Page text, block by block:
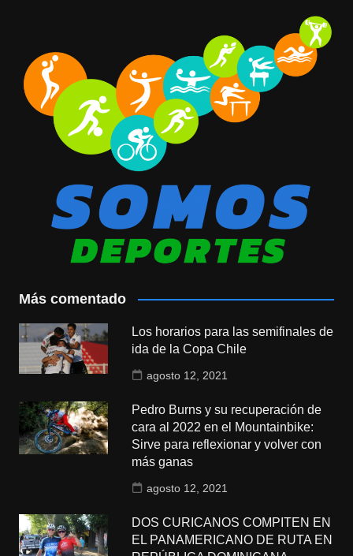
Más comentado
Los horarios para las semifinales de
ida de la Copa Chile
agosto 12, 2021
Pedro Burns y su recuperación de
cara al 2022 en el Mountainbike:
Sirve para reflexionar y volver con
más ganas
agosto 12, 2021
DOS CURICANOS COMPITEN EN
EL PANAMERICANO DE RUTA EN